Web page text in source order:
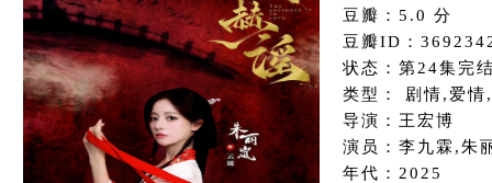
豆瓣：5.0 分
豆瓣ID：
状态：第24集完
类型： 剧情,爱情
导演：王宏博
演员：李九霖,朱
年代：2025